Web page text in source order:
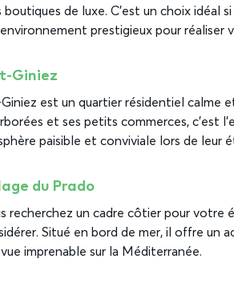
boutiques de luxe. C’est un choix idéal
prestigieux pour réaliser
Giniez
est un quartier résidentiel calme
et ses petits commerces, c’est
paisible et conviviale lors de leur
du Prado
recherchez un cadre côtier pour votre
Situé en bord de mer, il offre un
imprenable sur la Méditerranée.